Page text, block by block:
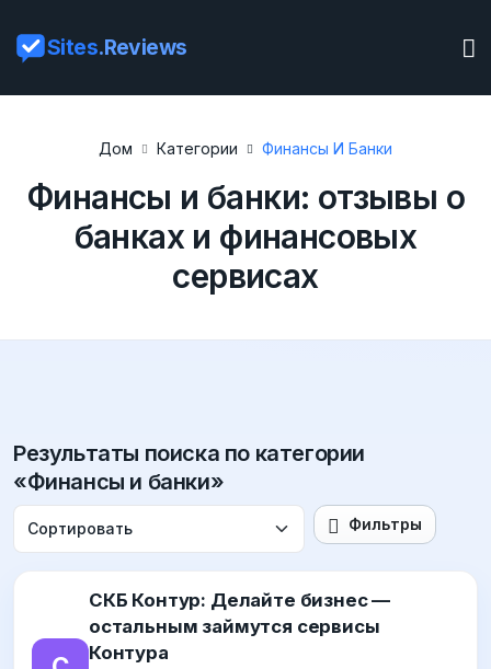
Sites.Reviews
Дом Категории Финансы И Банки
Финансы и банки: отзывы о
банках и финансовых
сервисах
Результаты поиска по категории
«Финансы и банки»
Фильтры
СКБ Контур: Делайте бизнес —
остальным займутся сервисы
Контура